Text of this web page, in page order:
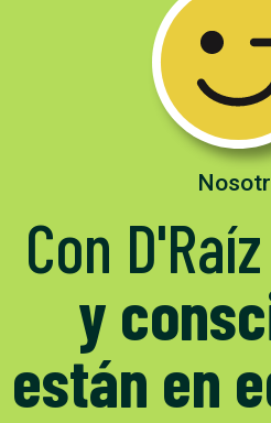
Con D'Raíz
y
están en